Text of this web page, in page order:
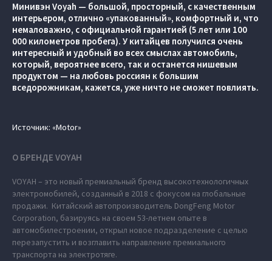
Минивэн Voyah — большой, просторный, с качественным
интерьером, отлично «упакованный», комфортный и, что
немаловажно, с официальной гарантией (5 лет или 100
000 километров пробега). У китайцев получился очень
интересный и удобный во всех смыслах автомобиль,
который, вероятнее всего, так и останется нишевым
продуктом — на любовь россиян к большим
вседорожникам, кажется, уже ничто не сможет повлиять.
Источник: «Motor»
О БРЕНДЕ VOYAH
VOYAH – это новый премиальный бренд высокотехнологичных
электромобилей, созданный в 2018 с фокусом на глобальные
продажи. Китайский автопроизводитель DongFeng Motor
Corporation, базируясь на своем 53-летнем опыте в
автомобилестроении, открыл новое подразделение с целью
перезапустить и возглавить направление премиального
транспорта на электротяге.